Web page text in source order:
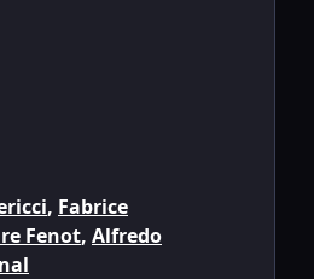
, Fabrice
Fenot, Alfredo